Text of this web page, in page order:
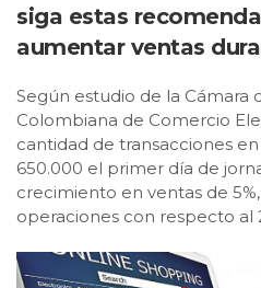
siga estas
aumentar ventas
Según estudio de la Cámara
Colombiana de Comercio
cantidad de transacciones
650.000 el primer día de
crecimiento en ventas de
operaciones con respecto al